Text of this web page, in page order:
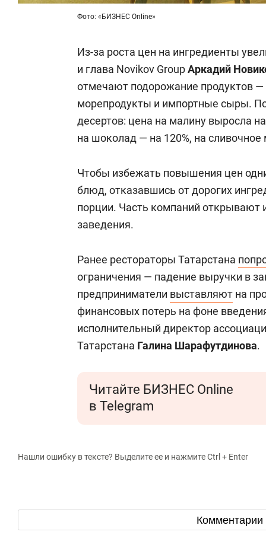
Фото: «БИЗНЕС Online»
Из-за роста цен на ингредиенты
и глава Novikov GroupАркадий
отмечают подорожание продуктов
морепродукты и импортные сыры.
десертов: цена на малину выросла
на шоколад — на 120%, на сливочное
Чтобы избежать повышения цен
блюд, отказавшись от дорогих
порции. Часть компаний
заведения.
Ранее рестораторы Татарстана
ограничения — падение выручки в
предприниматели выставляют на
финансовых потерь на фоне
исполнительный директор
Татарстана Галина Шарафутдинова.
Читайте БИЗНЕС Online
в Telegram
Нашли ошибку в тексте? Выделите ее и нажмите Ctrl + Enter
Комментарии